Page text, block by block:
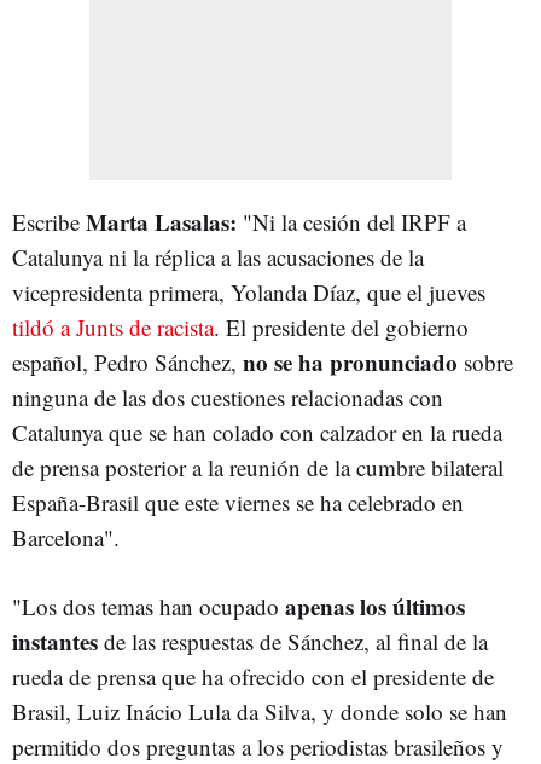
Escribe Marta Lasalas: "Ni la cesión del IRPF a
Catalunya ni la réplica a las acusaciones de la
vicepresidenta primera, Yolanda Díaz, que el jueves
tildó a Junts de racista. El presidente del gobierno
español, Pedro Sánchez, no se ha pronunciado sobre
ninguna de las dos cuestiones relacionadas con
Catalunya que se han colado con calzador en la rueda
de prensa posterior a la reunión de la cumbre bilateral
España-Brasil que este viernes se ha celebrado en
Barcelona".
"Los dos temas han ocupado apenas los últimos
instantes de las respuestas de Sánchez, al final de la
rueda de prensa que ha ofrecido con el presidente de
Brasil, Luiz Inácio Lula da Silva, y donde solo se han
permitido dos preguntas a los periodistas brasileños y